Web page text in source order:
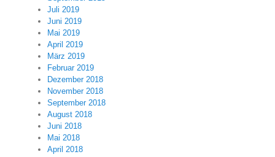
Juli 2019
Juni 2019
Mai 2019
April 2019
März 2019
Februar 2019
Dezember 2018
November 2018
September 2018
August 2018
Juni 2018
Mai 2018
April 2018